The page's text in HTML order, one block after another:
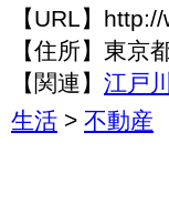
【URL】
【住所】東京
【関連】 江戸
生活 > 不動産